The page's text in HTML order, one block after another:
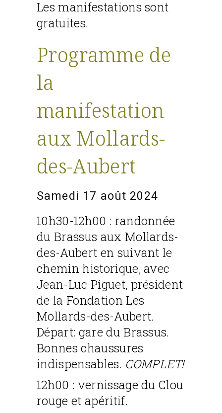
Les manifestations sont
gratuites.
Programme de
la
manifestation
aux Mollards-
des-Aubert
Samedi 17 août 2024
10h30-12h00 : randonnée
du Brassus aux Mollards-
des-Aubert en suivant le
chemin historique, avec
Jean-Luc Piguet, président
de la Fondation Les
Mollards-des-Aubert.
Départ: gare du Brassus.
Bonnes chaussures
indispensables. COMPLET!
12h00 : vernissage du Clou
rouge et apéritif.